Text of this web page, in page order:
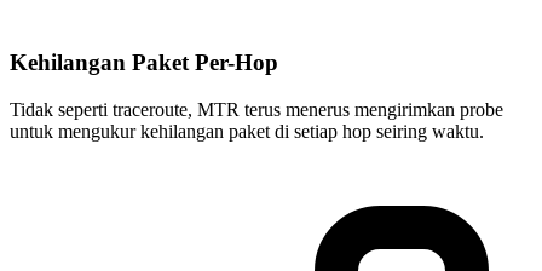
Kehilangan Paket Per-Hop
Tidak seperti traceroute, MTR terus menerus mengirimkan probe
untuk mengukur kehilangan paket di setiap hop seiring waktu.